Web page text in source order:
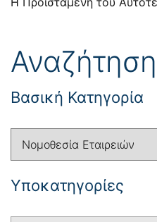
Βασική Κατηγορία
Yποκατηγορίες